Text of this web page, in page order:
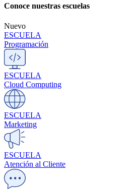
Conoce nuestras escuelas
Nuevo
ESCUELA
Programación
ESCUELA
Cloud Computing
ESCUELA
Marketing
ESCUELA
Atención al Cliente